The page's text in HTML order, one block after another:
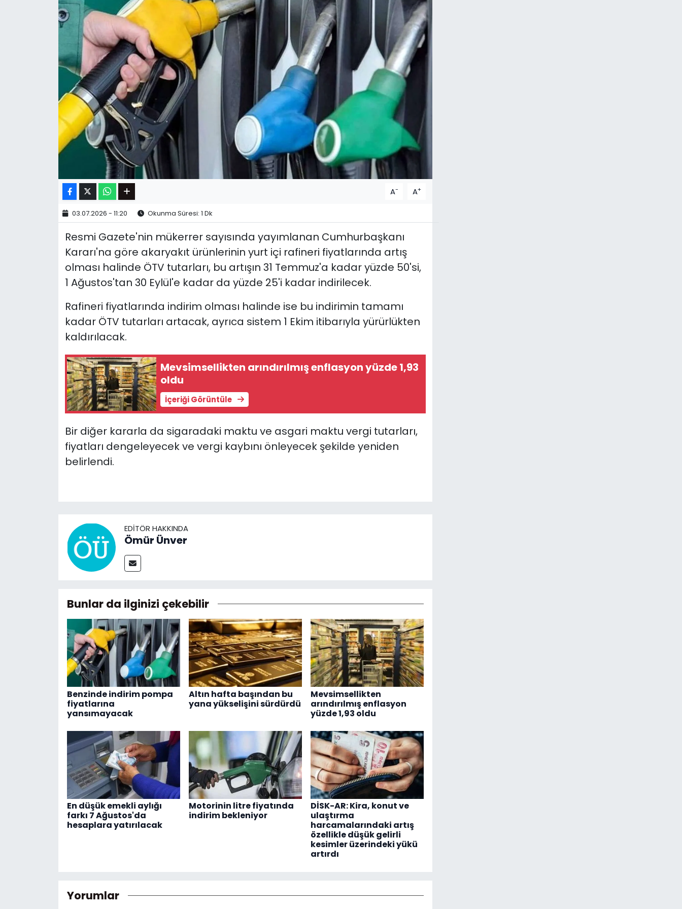
A- A+
03.07.2026 - 11:20 Okunma Süresi: 1 Dk
Resmi Gazete'nin mükerrer sayısında yayımlanan Cumhurbaşkanı
Kararı'na göre akaryakıt ürünlerinin yurt içi rafineri fiyatlarında artış
olması halinde ÖTV tutarları, bu artışın 31 Temmuz'a kadar yüzde 50'si,
1 Ağustos'tan 30 Eylül'e kadar da yüzde 25'i kadar indirilecek.
Rafineri fiyatlarında indirim olması halinde ise bu indirimin tamamı
kadar ÖTV tutarları artacak, ayrıca sistem 1 Ekim itibarıyla yürürlükten
kaldırılacak.
Mevsimsellikten arındırılmış enflasyon yüzde 1,93
oldu
İçeriği Görüntüle
Bir diğer kararla da sigaradaki maktu ve asgari maktu vergi tutarları,
fiyatları dengeleyecek ve vergi kaybını önleyecek şekilde yeniden
belirlendi.
EDITÖR HAKKINDA
Ömür Ünver
Bunlar da ilginizi çekebilir
Benzinde indirim pompa
fiyatlarına
yansımayacak
Altın hafta başından bu
yana yükselişini sürdürdü
Mevsimsellikten
arındırılmış enflasyon
yüzde 1,93 oldu
En düşük emekli aylığı
farkı 7 Ağustos'da
hesaplara yatırılacak
Motorinin litre fiyatında
indirim bekleniyor
DİSK-AR: Kira, konut ve
ulaştırma
harcamalarındaki artış
özellikle düşük gelirli
kesimler üzerindeki yükü
artırdı
Yorumlar